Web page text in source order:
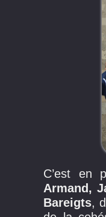
C’est en
Armand,
Bareigts,